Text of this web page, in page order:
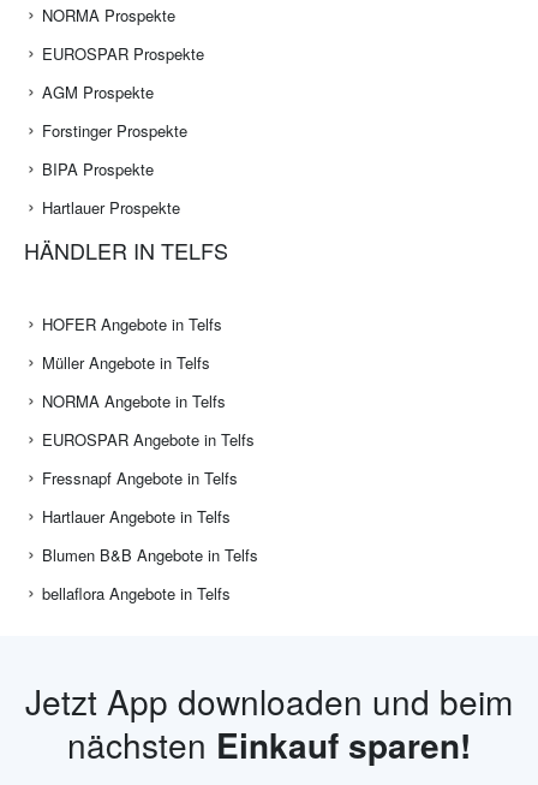
NORMA Prospekte
EUROSPAR Prospekte
AGM Prospekte
Forstinger Prospekte
BIPA Prospekte
Hartlauer Prospekte
HÄNDLER IN TELFS
HOFER Angebote in Telfs
Müller Angebote in Telfs
NORMA Angebote in Telfs
EUROSPAR Angebote in Telfs
Fressnapf Angebote in Telfs
Hartlauer Angebote in Telfs
Blumen B&B Angebote in Telfs
bellaflora Angebote in Telfs
Jetzt App downloaden und beim
nächsten Einkauf sparen!